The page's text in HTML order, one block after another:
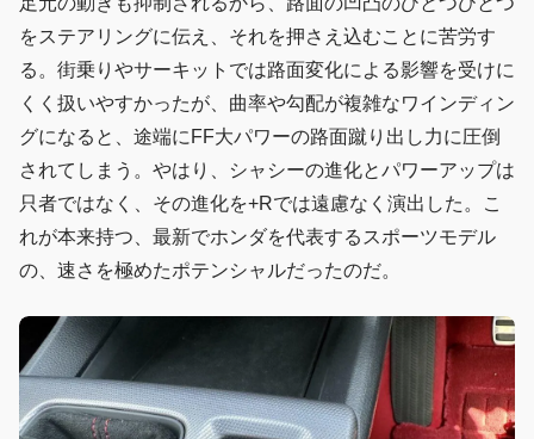
をステアリングに伝え、それを押さえ込むことに苦労す
る。街乗りやサーキットでは路面変化による影響を受けに
くく扱いやすかったが、曲率や勾配が複雑なワインディン
グになると、途端にFF大パワーの路面蹴り出し力に圧倒
されてしまう。やはり、シャシーの進化とパワーアップは
只者ではなく、その進化を+Rでは遠慮なく演出した。こ
れが本来持つ、最新でホンダを代表するスポーツモデル
の、速さを極めたポテンシャルだったのだ。